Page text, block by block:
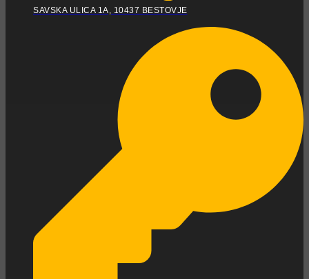
SAVSKA ULICA 1A, 10437 BESTOVJE